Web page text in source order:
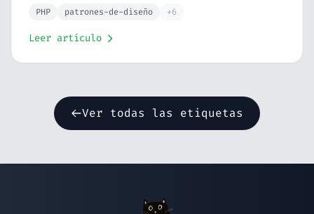
complejos paso a paso sin constructores
PHP patrones-de-diseño +6
Leer artículo
Ver todas las etiquetas